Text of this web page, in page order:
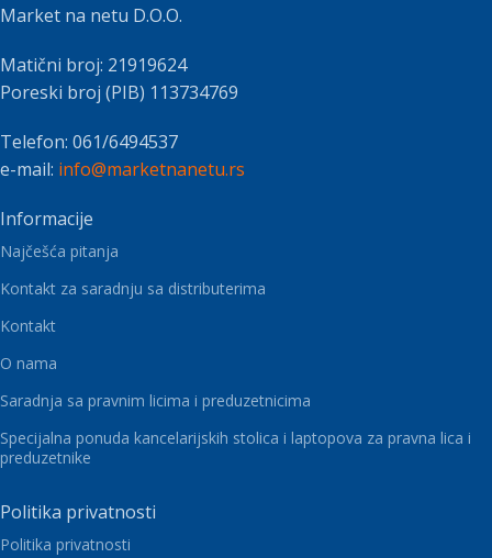
Market na netu D.O.O.
Matični broj: 21919624
Poreski broj (PIB) 113734769
Telefon: 061/6494537
e-mail: info@marketnanetu.rs
Informacije
Najčešća pitanja
Kontakt za saradnju sa distributerima
Kontakt
O nama
Saradnja sa pravnim licima i preduzetnicima
Specijalna ponuda kancelarijskih stolica i laptopova za pravna lica i
preduzetnike
Politika privatnosti
Politika privatnosti